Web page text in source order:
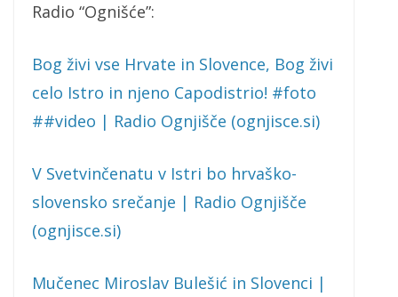
Radio “Ognišće”:
Bog živi vse Hrvate in Slovence, Bog živi
celo Istro in njeno Capodistrio! #foto
##video | Radio Ognjišče (ognjisce.si)
V Svetvinčenatu v Istri bo hrvaško-
slovensko srečanje | Radio Ognjišče
(ognjisce.si)
Mučenec Miroslav Bulešić in Slovenci |